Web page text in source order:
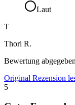
Laut
T
Thori R.
Bewertung
Original Rezension
5